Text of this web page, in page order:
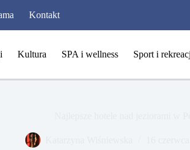
Kontakt
Kultura SPA i wellness Sport i